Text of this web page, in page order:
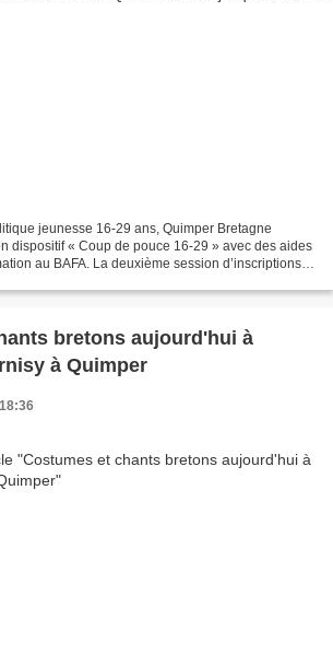
jeunesse 16-29 ans, Quimper Bretagne
dispositif « Coup de pouce 16-29 » avec des aides
au BAFA. La deuxième session d’inscriptions
bretons aujourd'hui à
à Quimper